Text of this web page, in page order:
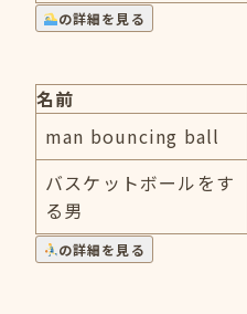
の詳細を見る
名前
man bouncing ball
バスケットボールをす
る男
の詳細を見る